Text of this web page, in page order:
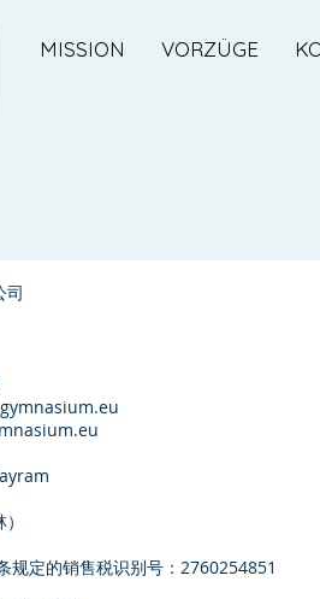
MISSION VORZÜGE
司
规定的销售税识别号：2760254851